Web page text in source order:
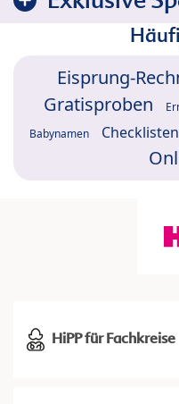
Eisprung-
Gratisproben
Babynamen
HiPP für Fachkreise